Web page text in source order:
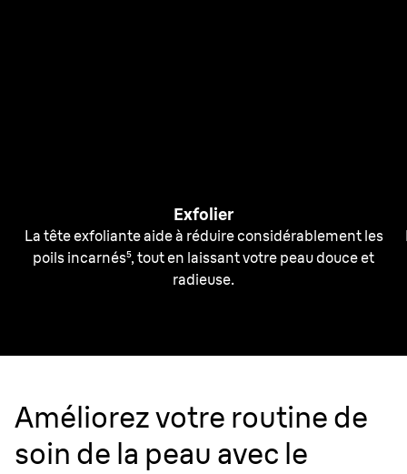
Exfolier
La tête exfoliante aide à réduire considérablement les
poils incarnés⁵, tout en laissant votre peau douce et
radieuse.
Améliorez votre routine de
soin de la peau avec le